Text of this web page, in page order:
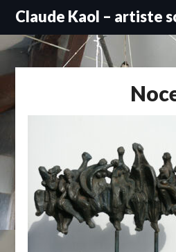
Skip
content
Claude Kaol – artiste